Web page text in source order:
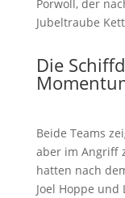
Porwoll, der
Jubeltraube
Die
Beide Teams
aber im Angriff
hatten nach
Joel Hoppe